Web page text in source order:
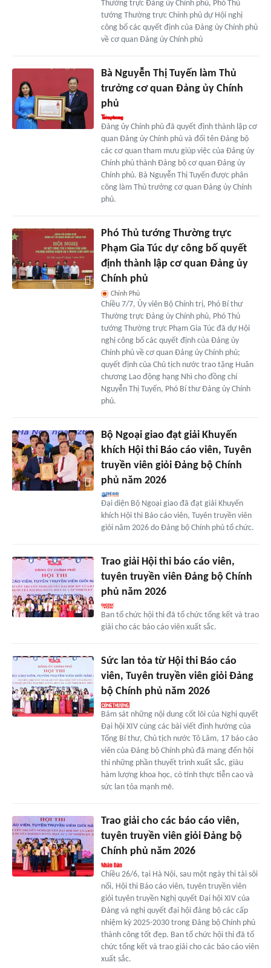
Thường trực Đảng ủy Chính phủ, Phó Thủ
tướng Thường trực Chính phủ dự Hội nghị
công bố các quyết định của Đảng ủy Chính phủ
về cơ quan Đảng ủy Chính phủ
Bà Nguyễn Thị Tuyến làm Thủ
trưởng cơ quan Đảng ủy Chính
phủ
Đảng ủy Chính phủ đã quyết định thành lập cơ
quan Đảng ủy Chính phủ và đổi tên Đảng bộ
các cơ quan tham mưu giúp việc của Đảng ủy
Chính phủ thành Đảng bộ cơ quan Đảng ủy
Chính phủ. Bà Nguyễn Thị Tuyến được phân
công làm Thủ trưởng cơ quan Đảng ủy Chính
phủ.
Phó Thủ tướng Thường trực
Phạm Gia Túc dự công bố quyết
định thành lập cơ quan Đảng ủy
Chính phủ
Chính Phủ
Chiều 7/7, Ủy viên Bộ Chính trị, Phó Bí thư
Thường trực Đảng ủy Chính phủ, Phó Thủ
tướng Thường trực Phạm Gia Túc đã dự Hội
nghị công bố các quyết định của Đảng ủy
Chính phủ về cơ quan Đảng ủy Chính phủ;
quyết định của Chủ tịch nước trao tặng Huân
chương Lao động hạng Nhì cho đồng chí
Nguyễn Thị Tuyến, Phó Bí thư Đảng ủy Chính
phủ.
Bộ Ngoại giao đạt giải Khuyến
khích Hội thi Báo cáo viên, Tuyên
truyền viên giỏi Đảng bộ Chính
phủ năm 2026
Đại diện Bộ Ngoại giao đã đạt giải Khuyến
khích Hội thi Báo cáo viên, Tuyên truyền viên
giỏi năm 2026 do Đảng bộ Chính phủ tổ chức.
Trao giải Hội thi báo cáo viên,
tuyên truyền viên Đảng bộ Chính
phủ năm 2026
Ban tổ chức hội thi đã tổ chức tổng kết và trao
giải cho các báo cáo viên xuất sắc.
Sức lan tỏa từ Hội thi Báo cáo
viên, Tuyên truyền viên giỏi Đảng
bộ Chính phủ năm 2026
Bám sát những nội dung cốt lõi của Nghị quyết
Đại hội XIV cùng các bài viết định hướng của
Tổng Bí thư, Chủ tịch nước Tô Lâm, 17 báo cáo
viên của Đảng bộ Chính phủ đã mang đến hội
thi những phần thuyết trình xuất sắc, giàu
hàm lượng khoa học, có tính thực tiễn cao và
sức lan tỏa mạnh mẽ.
Trao giải cho các báo cáo viên,
tuyên truyền viên giỏi Đảng bộ
Chính phủ năm 2026
Chiều 26/6, tại Hà Nội, sau một ngày thi tài sôi
nổi, Hội thi Báo cáo viên, tuyên truyền viên
giỏi tuyên truyền Nghị quyết Đại hội XIV của
Đảng và nghị quyết đại hội đảng bộ các cấp
nhiệm kỳ 2025-2030 trong Đảng bộ Chính phủ
thành công tốt đẹp. Ban tổ chức hội thi đã tổ
chức tổng kết và trao giải cho các báo cáo viên
xuất sắc.